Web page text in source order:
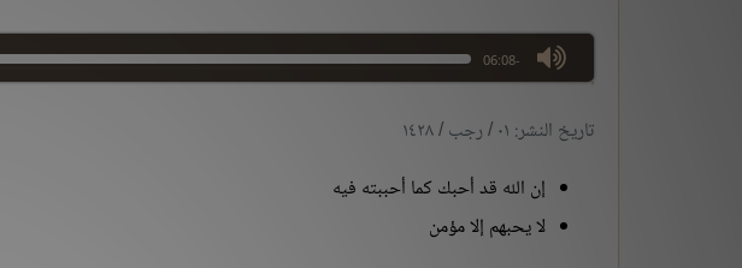
-06:08
max volume
تاريخ النشر: ٠١ / رجب / ١٤٢٨
إن الله قد أحبك كما أحببته فيه
لا يحبهم إلا مؤمن